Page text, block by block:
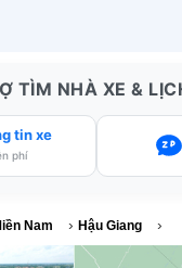
TÌM NHÀ XE &
tin xe
phí
Nam › Hậu Giang ›